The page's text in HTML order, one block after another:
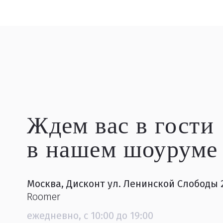
Ждем вас в гости
в нашем шоуруме
Москва, Дисконт ул. Ленинской Слободы
Roomer
ежедневно, с 10:00 до 19:00